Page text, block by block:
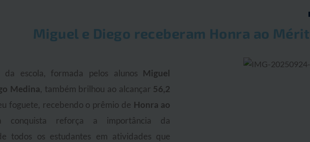
Miguel e Diego receberam Honra ao
da escola, formada pelos alunos Miguel
Medina, também brilhou ao alcançar 56,2
foguete, recebendo o prêmio de Honra ao
conquista reforça a importância da
todos os estudantes em atividades que